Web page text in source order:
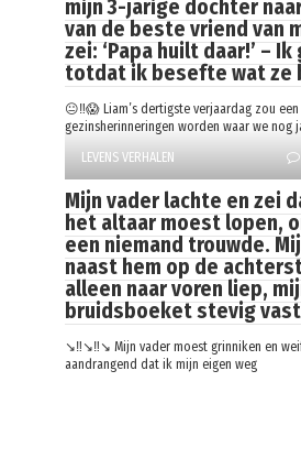
mijn 3-jarige dochter
van de beste vriend van
zei: ‘Papa huilt daar!’ –
totdat ik besefte wat ze
😐‼️😱 Liam’s dertigste verjaardag zou
gezinsherinneringen worden waar we nog
LEVENS VERHALEN
Mijn vader lachte en zei
het altaar moest lopen,
een niemand trouwde.
naast hem op de
alleen naar voren liep,
bruidsboeket stevig
↘️‼️↘️‼️↘️ Mijn vader moest grinniken en
aandrangend dat ik mijn eigen weg